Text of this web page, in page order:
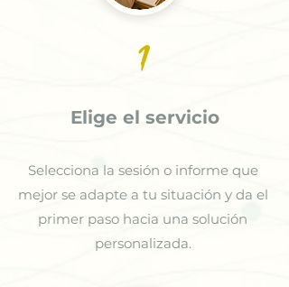
1
Elige el servicio
Selecciona la sesión o informe que
mejor se adapte a tu situación y da el
primer paso hacia una solución
personalizada.